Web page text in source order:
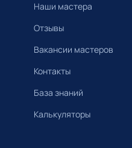
Наши мастера
Отзывы
Вакансии мастеров
Контакты
База знаний
Калькуляторы